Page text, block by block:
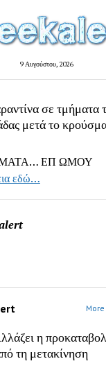
9 Αυγούστου, 2026
σε τμήματα
μετά το
ΕΠ ΩΜΟΥ
εδώ…
η
τη μετακίνηση